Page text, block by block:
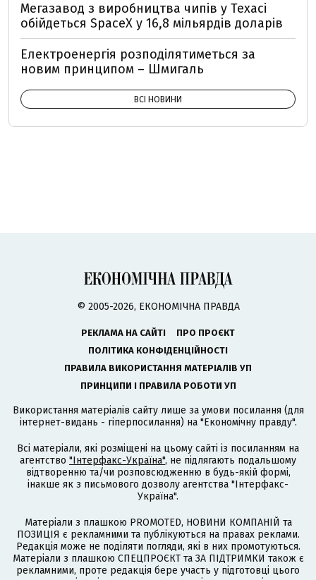
Мегазавод з виробництва чипів у Техасі
обійдеться SpaceX у 16,8 мільярдів доларів
Електроенергія розподілятиметься за
новим принципом – Шмигаль
ВСІ НОВИНИ
© 2005-2026, ЕКОНОМІЧНА ПРАВДА
РЕКЛАМА НА САЙТІ
ПРО ПРОЄКТ
ПОЛІТИКА КОНФІДЕНЦІЙНОСТІ
ПРАВИЛА ВИКОРИСТАННЯ МАТЕРІАЛІВ УП
ПРИНЦИПИ І ПРАВИЛА РОБОТИ УП
Використання матеріалів сайту лише за умови посилання (для
інтернет-видань - гіперпосилання) на "Економічну правду".
Всі матеріали, які розміщені на цьому сайті із посиланням на
агентство "Інтерфакс-Україна", не підлягають подальшому
відтворенню та/чи розповсюдженню в будь-якій формі,
інакше як з письмового дозволу агентства "Інтерфакс-
Україна".
Матеріали з плашкою PROMOTED, НОВИНИ КОМПАНІЙ та
ПОЗИЦІЯ є рекламними та публікуються на правах реклами.
Редакція може не поділяти погляди, які в них промотуються.
Матеріали з плашкою СПЕЦПРОЄКТ та ЗА ПІДТРИМКИ також є
рекламними, проте редакція бере участь у підготовці цього